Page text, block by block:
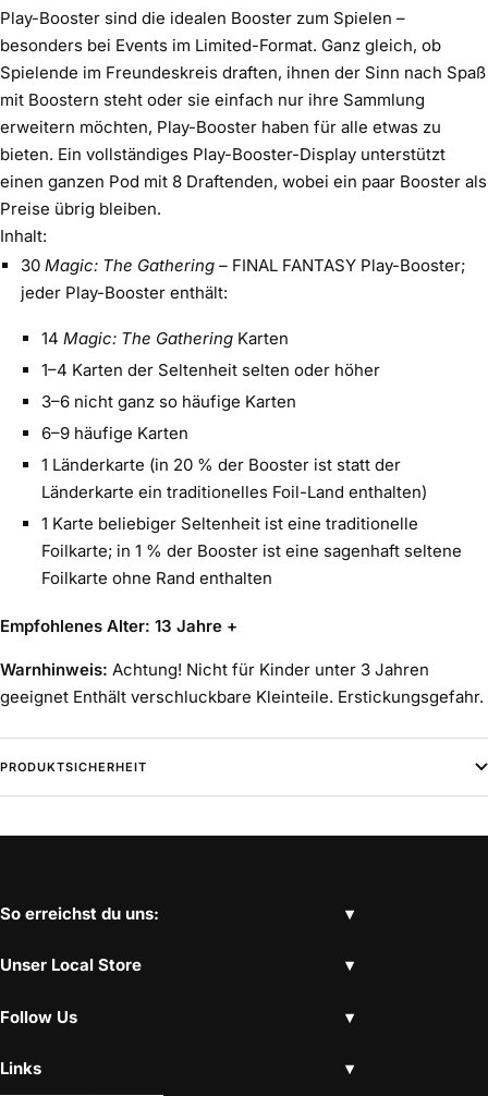
Play-Booster sind die idealen Booster zum Spielen –
besonders bei Events im Limited-Format. Ganz gleich, ob
Spielende im Freundeskreis draften, ihnen der Sinn nach Spaß
mit Boostern steht oder sie einfach nur ihre Sammlung
erweitern möchten, Play-Booster haben für alle etwas zu
bieten. Ein vollständiges Play-Booster-Display unterstützt
einen ganzen Pod mit 8 Draftenden, wobei ein paar Booster als
Preise übrig bleiben.
Inhalt:
30 Magic: The Gathering – FINAL FANTASY Play-Booster;
jeder Play-Booster enthält:
14 Magic: The Gathering Karten
1–4 Karten der Seltenheit selten oder höher
3–6 nicht ganz so häufige Karten
6–9 häufige Karten
1 Länderkarte (in 20 % der Booster ist statt der
Länderkarte ein traditionelles Foil-Land enthalten)
1 Karte beliebiger Seltenheit ist eine traditionelle
Foilkarte; in 1 % der Booster ist eine sagenhaft seltene
Foilkarte ohne Rand enthalten
Empfohlenes Alter: 13 Jahre +
Warnhinweis: Achtung! Nicht für Kinder unter 3 Jahren
geeignet Enthält verschluckbare Kleinteile. Erstickungsgefahr.
PRODUKTSICHERHEIT
So erreichst du uns:
Unser Local Store
Follow Us
Links